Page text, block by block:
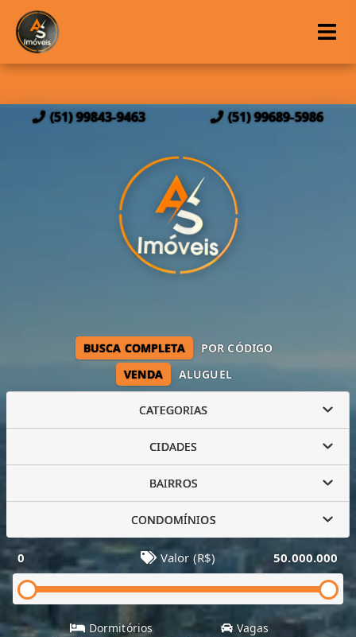
(51) 99843-9463 (51) 99689-5986
VENDA ALUGUEL
BUSCA COMPLETA POR CÓDIGO
CATEGORIAS
CIDADES
BAIRROS
CONDOMÍNIOS
0 Valor (R$) 50.000.000
Dormitórios Vagas